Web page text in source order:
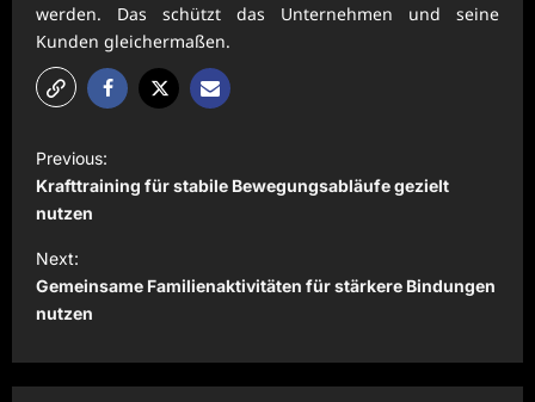
werden. Das schützt das Unternehmen und seine
Kunden gleichermaßen.
P
o
s
t
n
a
v
Previous:
Krafttraining für stabile Bewegungsabläufe gezielt
nutzen
Next:
Gemeinsame Familienaktivitäten für stärkere Bindungen
nutzen